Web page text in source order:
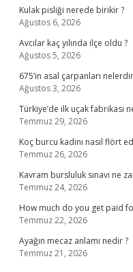
Kulak pisliği nerede birikir ?
Ağustos 6, 2026
Avcılar kaç yılında ilçe oldu ?
Ağustos 5, 2026
675’in asal çarpanları
Ağustos 3, 2026
Türkiye’de ilk uçak fabrikası
Temmuz 29, 2026
Koç burcu kadını nasıl flört
Temmuz 26, 2026
Kavram bursluluk sınavı ne
Temmuz 24, 2026
How much do you get paid
Temmuz 22, 2026
Ayağın mecaz anlamı nedir ?
Temmuz 21, 2026